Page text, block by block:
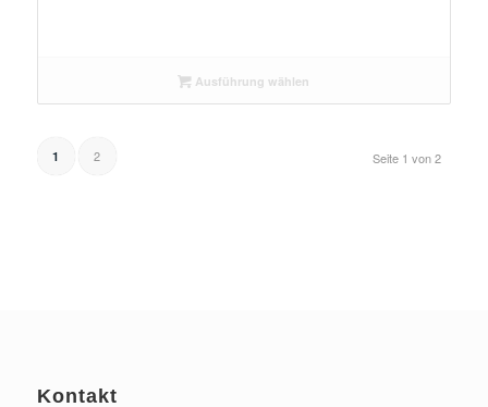
Ausführung wählen
Seite 1 von 2
1 2
Kontakt